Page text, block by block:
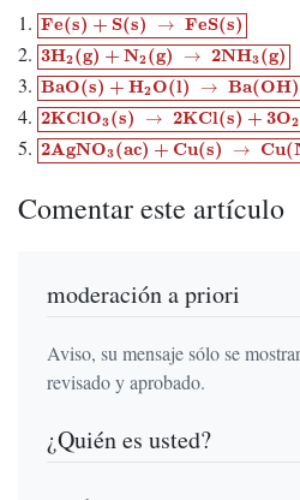
1. Fe(s) + S(s) → FeS(s)
Fe(s)+S(s) → FeS(s)
2. 3H2(g) + N2(g) → 2NH3(g)
3H2(g)+N2(g) → 2NH3(g)
3. BaO(s) + H2O(l) → Ba(OH)
BaO(s)+H2O(l) → Ba(OH)2(ac)
4. 2KClO3(s) → 2KCl(s) + 3O2
2KClO3(s) → 2KCl(s)+3O2(g)
5. 2AgNO3(ac) + Cu(s) → Cu(
2AgNO3(ac)+Cu(s) → Cu(NO3)2(a
Comentar este artículo
moderación a priori
Aviso, su mensaje sólo se
revisado y aprobado.
¿Quién es usted?